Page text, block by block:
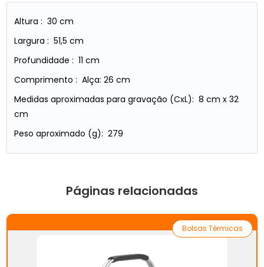
Altura : 30 cm
Largura : 51,5 cm
Profundidade : 11 cm
Comprimento : Alça: 26 cm
Medidas aproximadas para gravação (CxL): 8 cm x 32
cm
Peso aproximado (g): 279
Páginas relacionadas
Bolsas Térmicas